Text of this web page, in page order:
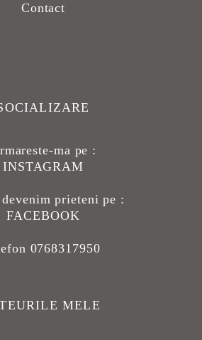
Contact
ma pe :
INSTAGRAM
prieteni pe :
FACEBOOK
0768317950
MELE